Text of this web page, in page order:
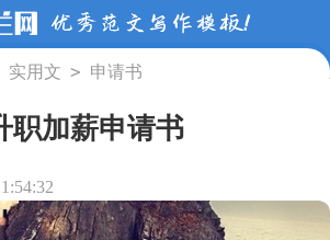
实用文 > 申请书
职加薪申请书